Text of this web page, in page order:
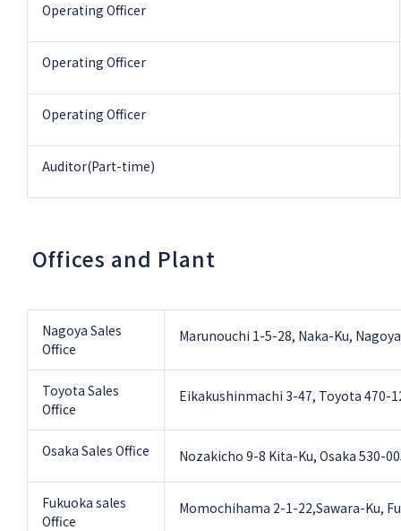
Operating Officer
Operating Officer
Operating Officer
Auditor(Part-time)
Offices and Plant
Nagoya Sales
Office
Marunouchi 1-5-28, Naka-Ku,
Toyota Sales
Office
Eikakushinmachi 3-47, Toyota 470-
Osaka Sales Office Nozakicho 9-8 Kita-Ku, Osaka 530-
Fukuoka sales
Office
Momochihama 2-1-22,Sawara-Ku,